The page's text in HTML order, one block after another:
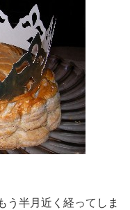
う半月近く経ってしま